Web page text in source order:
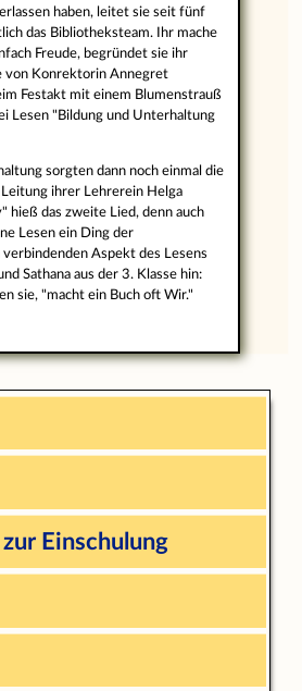
haben, leitet sie seit fünf
das Bibliotheksteam. Ihr mache
Freude, begründet sie ihr
von Konrektorin Annegret
Festakt mit einem Blumenstrauß
Lesen "Bildung und Unterhaltung
sorgten dann noch einmal die
ihrer Lehrerein Helga
hieß das zweite Lied, denn auch
Lesen ein Ding der
Aspekt des Lesens
Sathana aus der 3. Klasse hin:
sie, "macht ein Buch oft Wir."
Einschulung